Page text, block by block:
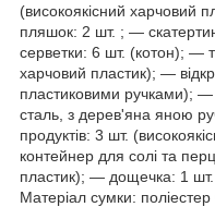
(високоякісний харчовий
пляшок: 2 шт. ; —
серветки: 6 шт. (котон); —
харчовий пластик); —
пластиковими ручками);
сталь, з дерев'яна яною
продуктів: 3 шт.
контейнер для солі та
пластик); — дощечка: 1 шт.
Матеріал сумки: